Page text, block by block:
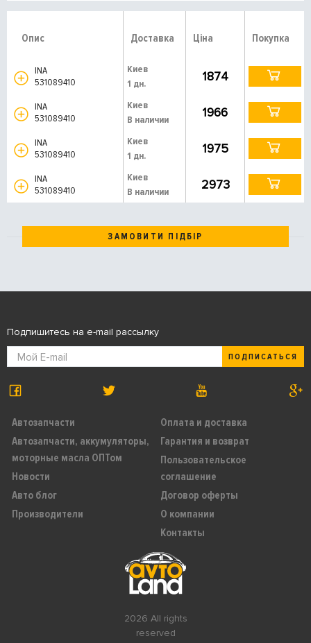
Опис Доставка Ціна Покупка
INA
531089410
Киев
1 дн.
1874
INA
531089410
Киев
В наличии
1966
INA
531089410
Киев
1 дн.
1975
INA
531089410
Киев
В наличии
2973
ЗАМОВИТИ ПІДБІР
2026 All rights
reserved
Автозапчасти
Автозапчасти, аккумуляторы,
моторные масла ОПТом
Новости
Авто блог
Производители
Оплата и доставка
Гарантия и возврат
Пользовательское
соглашение
Договор оферты
О компании
Контакты
Подпишитесь на e-mail рассылку
ПОДПИСАТЬСЯ